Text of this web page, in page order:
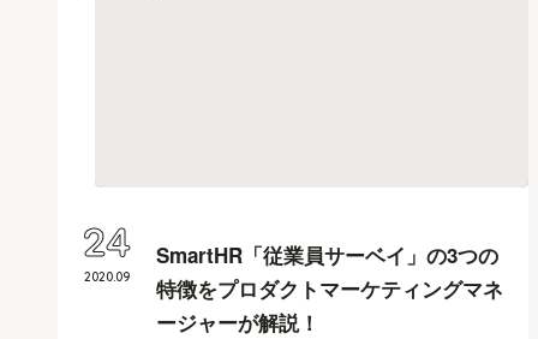
SmartHR「従業員サーベイ」の3つの
特徴をプロダクトマーケティングマネ
ージャーが解説！
2020.09
24